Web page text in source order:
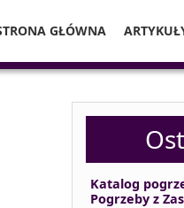
GŁÓWNA
Katalog
Pogrzeby z